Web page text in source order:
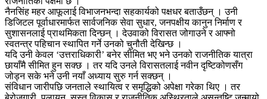
नैनसिंह महर आफूलाई विभाजनभन्दा सहकार्यको पक्षधर बताउँछन् । उनी
डिजिटल पूर्वाधारमार्फत सार्वजनिक सेवा सुधार, जनपक्षीय कानुन निर्माण र
सुशासनलाई प्राथमिकता दिन्छन् । देउवाको विरासत जोगाउने र आफ्नो
स्वतन्त्र पहिचान स्थापित गर्ने उनको चुनौती देखिन्छ ।
यदि उनी केवल ‘उत्तराधिकारी’ बनेर सीमित भए भने उनको राजनीतिक यात्रा
छायाँमै सीमित हुन सक्छ । तर यदि उनले विरासतलाई नवीन दृष्टिकोणसँग
जोड्न सके भने उनी नयाँ अध्याय सुरु गर्न सक्छन् ।
संविधान जारीपछि जनताले स्थायित्व र समृद्धिको अपेक्षा गरेका थिए । तर